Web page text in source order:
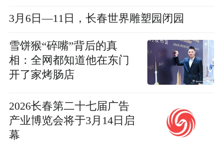
3月6日—11日，长春世界雕塑园闭园
雪饼猴“碎嘴”背后的真
相：全网都知道他在东门
开了家烤肠店
2026长春第二十七届广告
产业博览会将于3月14日启
幕